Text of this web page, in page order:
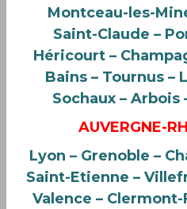
Montceau-les-
Saint-Claude –
Héricourt –
Bains – Tournus –
Sochaux – Arbois
AUVERGNE-
Lyon – Grenoble –
Saint-Etienne –
Valence – Clermont-